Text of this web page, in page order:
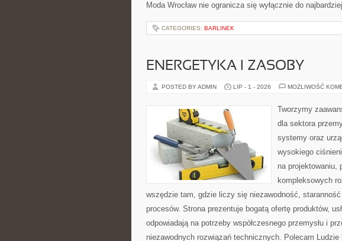
Moda Wrocław nie ogranicza się wyłącznie do
CATEGORIES: BARLINEK
ENERGETYKA I ZASOBY
POSTED BY ADMIN LIP - 1 - 2026 MOŻLIWOŚĆ
Tworzymy
dla sektora
systemy oraz
wysokiego
na projektowaniu,
kompleksowych
wszędzie tam, gdzie liczy się niezawodność,
procesów. Strona prezentuje bogatą ofertę produktów,
odpowiadają na potrzeby współczesnego przemysłu i
niezawodnych rozwiązań technicznych. Polecam